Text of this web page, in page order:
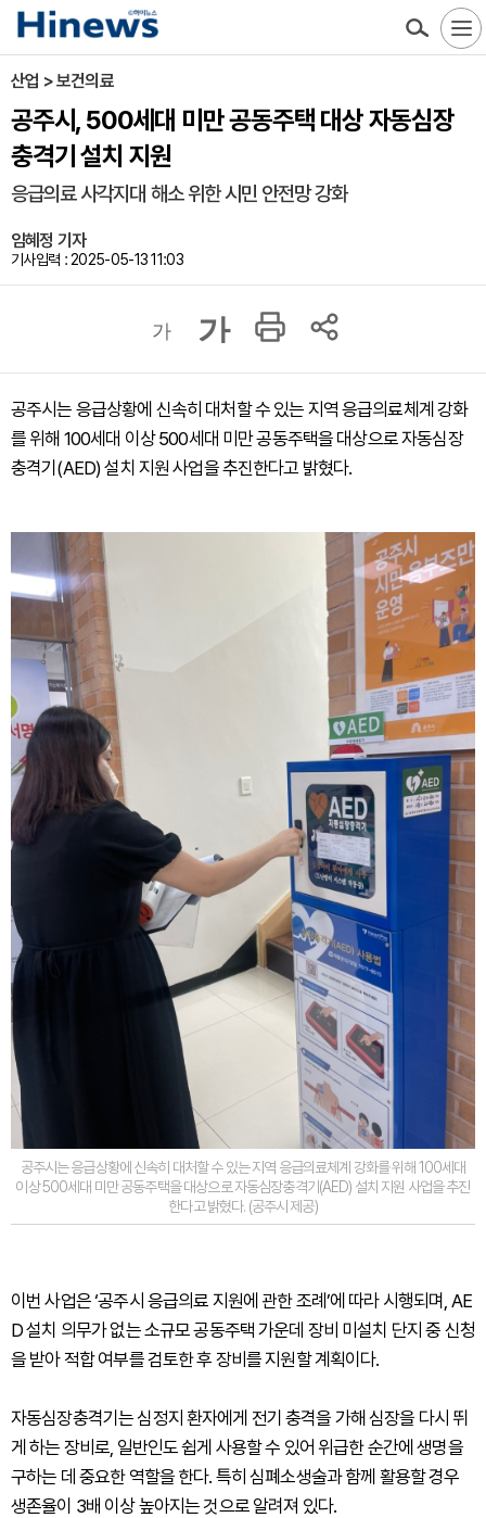
산업 > 보건의료
공주시, 500세대 미만 공동주택 대상 자동심장
충격기 설치 지원
응급의료 사각지대 해소 위한 시민 안전망 강화
임혜정 기자
기사입력 : 2025-05-13 11:03
가 가
공주시는 응급상황에 신속히 대처할 수 있는 지역 응급의료체계 강화
를 위해 100세대 이상 500세대 미만 공동주택을 대상으로 자동심장
충격기(AED) 설치 지원 사업을 추진한다고 밝혔다.
공주시는 응급상황에 신속히 대처할 수 있는 지역 응급의료체계 강화를 위해 100세대
이상 500세대 미만 공동주택을 대상으로 자동심장충격기(AED) 설치 지원 사업을 추진
한다고 밝혔다. (공주시 제공)
이번 사업은 ‘공주시 응급의료 지원에 관한 조례’에 따라 시행되며, AE
D 설치 의무가 없는 소규모 공동주택 가운데 장비 미설치 단지 중 신청
을 받아 적합 여부를 검토한 후 장비를 지원할 계획이다.
자동심장충격기는 심정지 환자에게 전기 충격을 가해 심장을 다시 뛰
게 하는 장비로, 일반인도 쉽게 사용할 수 있어 위급한 순간에 생명을
구하는 데 중요한 역할을 한다. 특히 심폐소생술과 함께 활용할 경우
생존율이 3배 이상 높아지는 것으로 알려져 있다.